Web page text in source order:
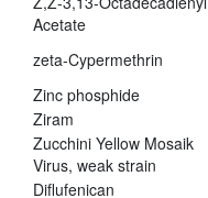
Acetate
zeta-Cypermethrin
Zinc phosphide
Ziram
Zucchini Yellow Mosaik
Virus, weak strain
Diflufenican